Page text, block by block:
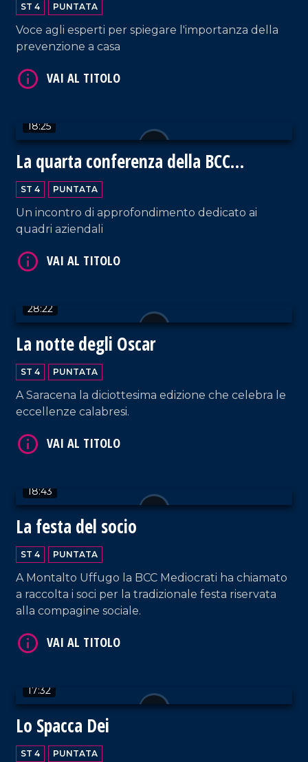
ST 4 PUNTATA
Voce agli esperti per spiegare l'importanza della
prevenzione a casa
18:25
La quarta conferenza della BCC
Mediocrati
ST 4 PUNTATA
Un incontro di approfondimento dedicato ai
quadri aziendali
28:22
La notte degli Oscar
ST 4 PUNTATA
A Saracena la diciottesima edizione che celebra le
eccellenze calabresi.
18:43
La festa del socio
ST 4 PUNTATA
A Montalto Uffugo la BCC Mediocrati ha chiamato
a raccolta i soci per la tradizionale festa riservata
alla compagine sociale.
17:32
Lo Spacca Dei
ST 4 PUNTATA
VAI AL TITOLO
VAI AL TITOLO
VAI AL TITOLO
VAI AL TITOLO